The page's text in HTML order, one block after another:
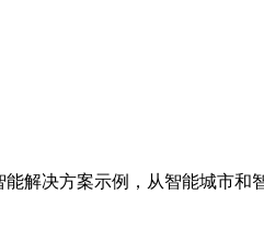
解决方案示例，从智能城市和